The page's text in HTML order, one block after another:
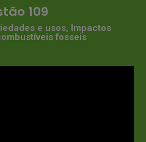
109
e usos, Impactos
fosseis